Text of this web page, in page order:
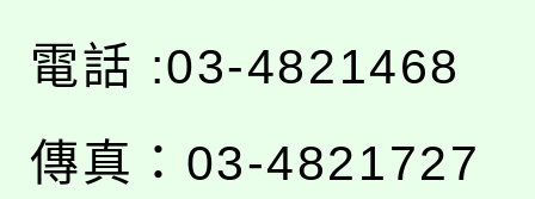
電話 :03-4821468
傳真：03-4821727